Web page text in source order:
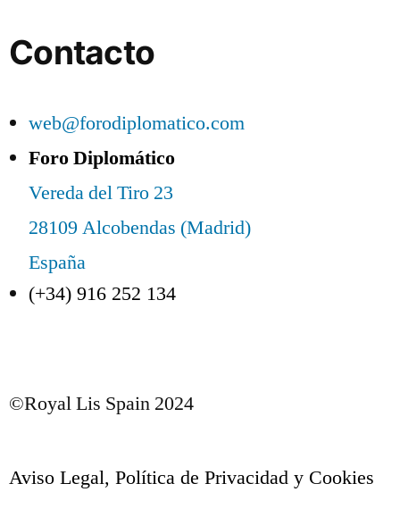
Contacto
web@forodiplomatico.com
Foro Diplomático
Vereda del Tiro 23
28109 Alcobendas (Madrid)
España
(+34) 916 252 134
©Royal Lis Spain 2024
Aviso Legal, Política de Privacidad y Cookies